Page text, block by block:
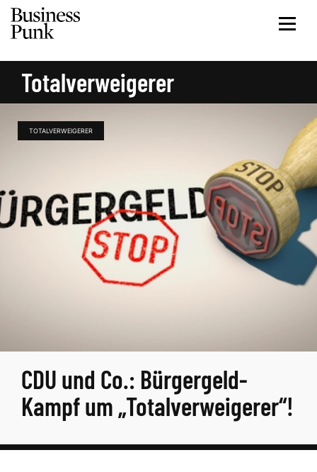
Totalverweigerer
TOTALVERWEIGERER
CDU und Co.: Bürgergeld-
Kampf um „Totalverweigerer“!